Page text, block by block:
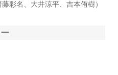
彩名、大井涼平、吉本侑樹）